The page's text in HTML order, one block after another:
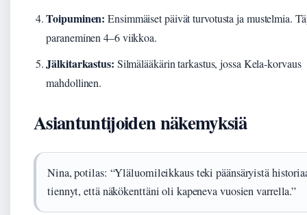
Toipuminen: Ensimmäiset päivät turvotusta ja mustelmia.
paraneminen 4–6 viikkoa.
Jälkitarkastus: Silmälääkärin tarkastus, jossa Kela-korvaus
mahdollinen.
Asiantuntijoiden näkemyksiä
Nina, potilas: “Yläluomileikkaus teki päänsäryistä
tiennyt, että näkökenttäni oli kapeneva vuosien varrella.”